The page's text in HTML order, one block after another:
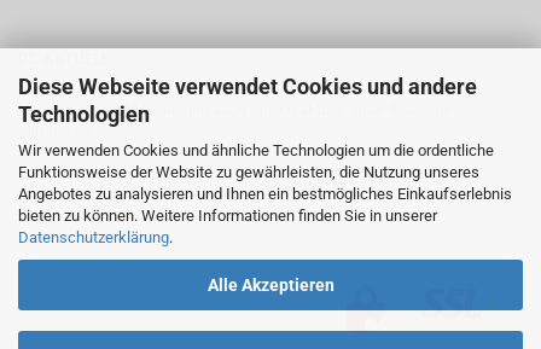
Diese Webseite verwendet Cookies und andere
Technologien
Wir verwenden Cookies und ähnliche Technologien um die ordentliche
Funktionsweise der Website zu gewährleisten, die Nutzung unseres
Angebotes zu analysieren und Ihnen ein bestmögliches Einkaufserlebnis
bieten zu können. Weitere Informationen finden Sie in unserer
Datenschutzerklärung.
Alle Akzeptieren
Neuigkeiten und Meinungen auch täglich aktuell unter